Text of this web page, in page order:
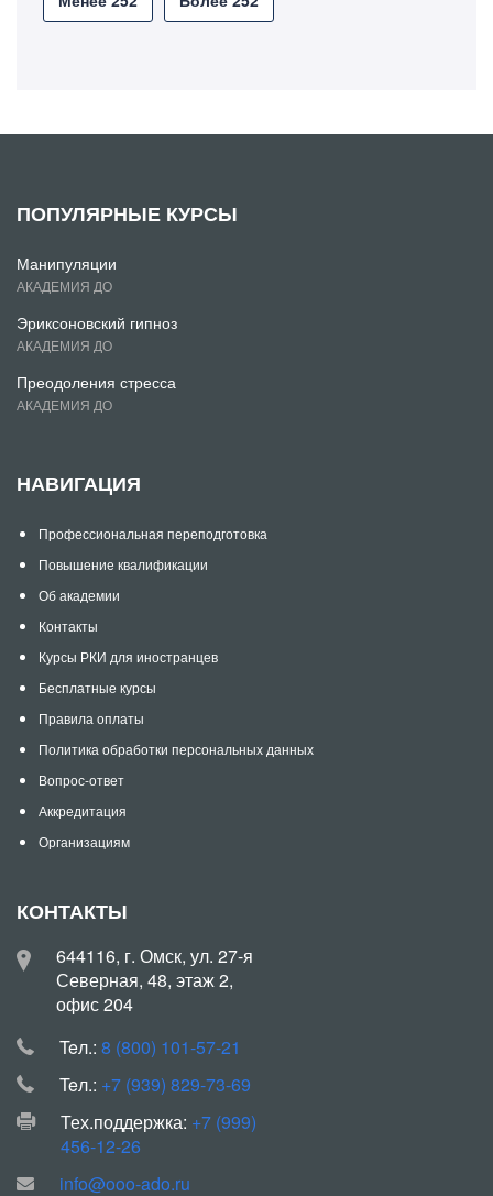
ПОПУЛЯРНЫЕ КУРСЫ
Манипуляции
АКАДЕМИЯ ДО
Эриксоновский гипноз
АКАДЕМИЯ ДО
Преодоления стресса
АКАДЕМИЯ ДО
НАВИГАЦИЯ
Профессиональная переподготовка
Повышение квалификации
Об академии
Контакты
Курсы РКИ для иностранцев
Бесплатные курсы
Правила оплаты
Политика обработки персональных данных
Вопрос-ответ
Аккредитация
Организациям
КОНТАКТЫ
644116, г. Омск, ул. 27-я
Северная, 48, этаж 2,
офис 204
Teл.: 8 (800) 101-57-21
Teл.: +7 (939) 829-73-69
Тех.поддержка: +7 (999)
456-12-26
info@ooo-ado.ru